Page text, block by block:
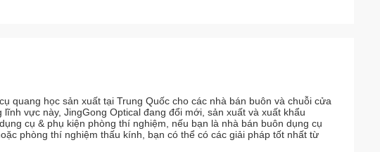
quang học sản xuất tại Trung Quốc cho các nhà bán buôn và chuỗi cửa
vực này, JingGong Optical đang đổi mới, sản xuất và xuất khẩu
cụ & phụ kiện phòng thí nghiệm, nếu bạn là nhà bán buôn dụng cụ
phòng thí nghiệm thấu kính, bạn có thể có các giải pháp tốt nhất từ